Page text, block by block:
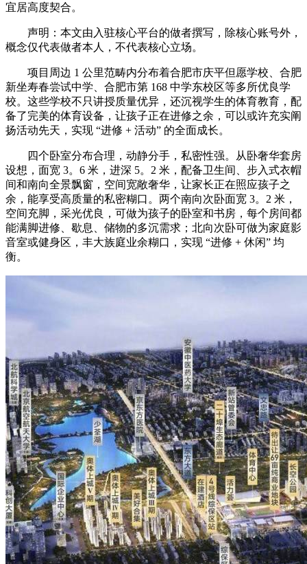
宜居高度契合。
声明：本文由入驻核心平台的做者撰写，除核心账号外，
概念仅代表做者本人，不代表核心立场。
项目周边 1 公里范畴内分布着合肥市庆平但愿学校、合肥
新坐寿春尝试中学、合肥市第 168 中学东校区等多所优良学
校。这些学校不只讲授质量优异，还沉视学生的体育教育，配
备了完美的体育设备，让孩子正在进修之余，可以或许充实阐
扬活动先天，实现 “进修 + 活动” 的全面成长。
四个卧室分布合理，动静分手，私密性强。从卧奢华套房
设想，面宽 3。6 米，进深 5。2 米，配备卫生间、步入式衣帽
间和南向全景飘窗，空间宽敞奢华，让家长正在照应孩子之
余，能享受高质量的私密糊口。两个南向次卧面宽 3。2 米，
空间充脚，采光优良，可做为孩子的卧室和书房，每个房间都
能满脚进修、歇息、储物的多沉需求；北向次卧可做为家庭影
音室或健身区，丰大族庭业余糊口，实现 “进修 + 休闲” 均
衡。